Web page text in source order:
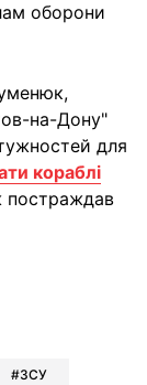
оборони
на-Дону"
для
кораблі
постраждав
у Messenger
у LinkedIn
ЗСУ